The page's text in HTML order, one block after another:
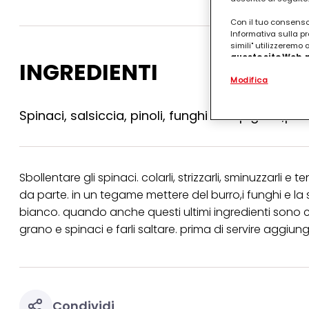
INGREDIENTI
Spinaci, salsiccia, pinoli, funghi
Sbollentare gli spinaci. colarli, strizzarli, sminuzzarli
da parte. in un tegame mettere del burro,i funghi e
bianco. quando anche questi ultimi ingredienti
grano e spinaci e farli saltare. prima di servire
Con il tuo
Informativa sulla
simili" utilizzeremo
questo sito
.
(rispettivamente
terzi, conservare
identificati) su
collegata nel piè di
qualsiasi
collegata nel piè di
periodo di
tuoi dati personali
Modifica